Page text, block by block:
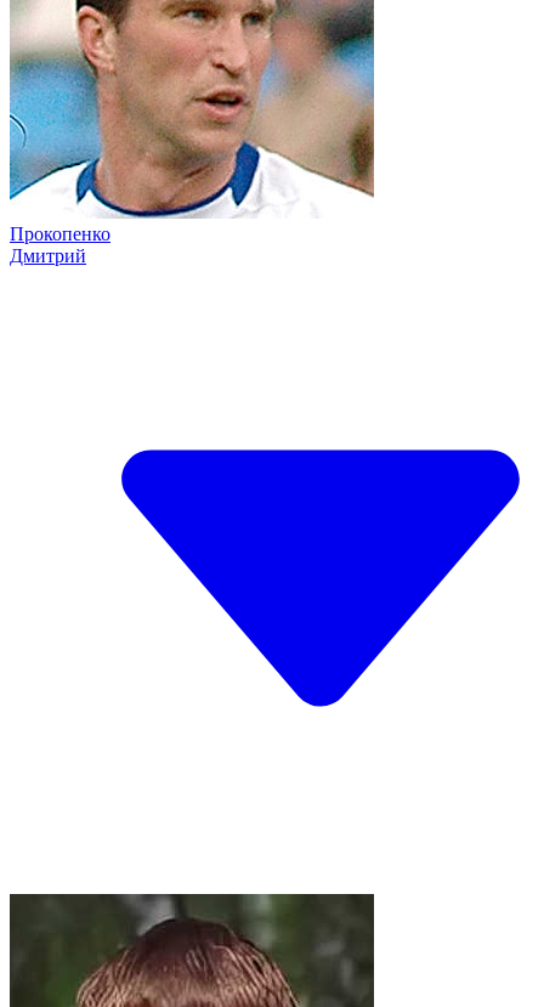
Прокопенко
Дмитрий